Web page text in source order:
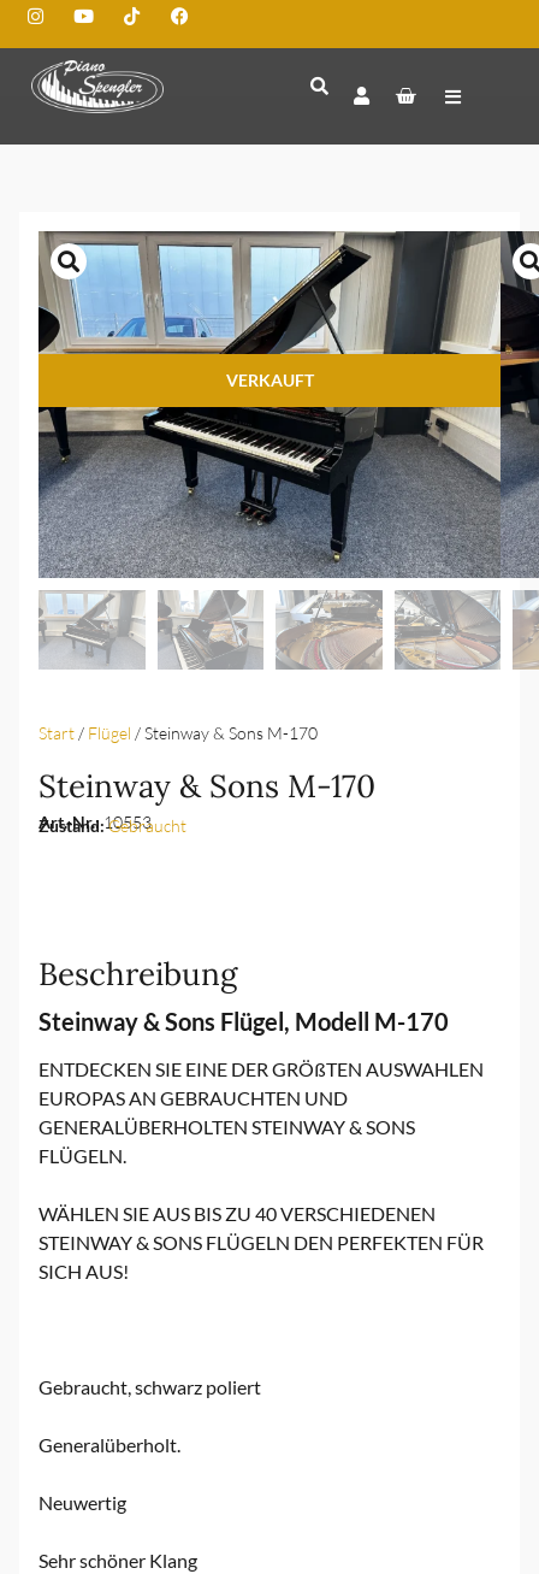
VERKAUFT
Start / Flügel / Steinway & Sons M-170
Steinway & Sons M-170
Art.-Nr.:10553
Zustand:Gebraucht
Beschreibung
Steinway & Sons Flügel, Modell M-170
ENTDECKEN SIE EINE DER GRÖßTEN AUSWAHLEN
EUROPAS AN GEBRAUCHTEN UND
GENERALÜBERHOLTEN STEINWAY & SONS
FLÜGELN.
WÄHLEN SIE AUS BIS ZU 40 VERSCHIEDENEN
STEINWAY & SONS FLÜGELN DEN PERFEKTEN FÜR
SICH AUS!
Gebraucht, schwarz poliert
Generalüberholt.
Neuwertig
Sehr schöner Klang